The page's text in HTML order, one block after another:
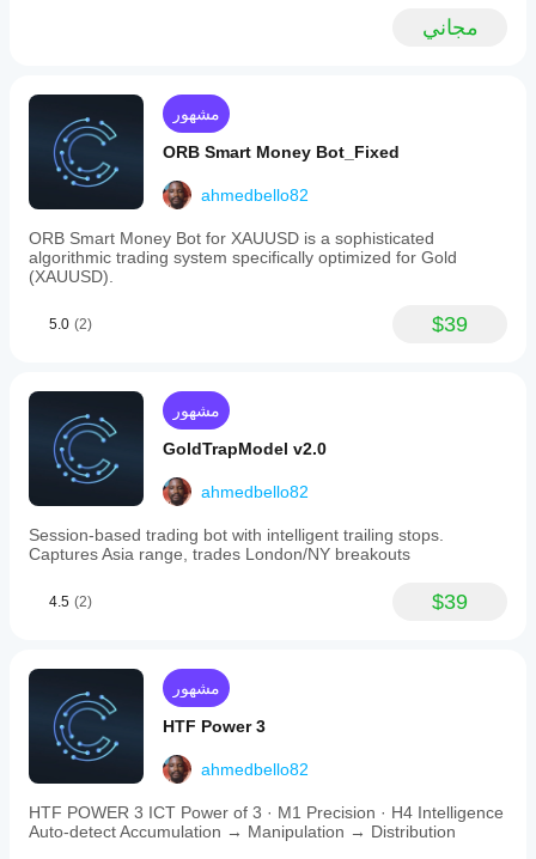
predefined
criteria.
This
bot
for
disciplined,
consistent
performance
market.
ملف تعريف التداول
مجاني
مشهور
ORB Smart Money Bot_Fixed
ahmedbello82
ORB Smart Money Bot for XAUUSD is a sophisticated
algorithmic trading system specifically optimized for Gold
(XAUUSD).
5.0 (2) $39
مشهور
GoldTrapModel v2.0
ahmedbello82
Session-based trading bot with intelligent trailing stops.
Captures Asia range, trades London/NY breakouts
4.5 (2) $39
مشهور
HTF Power 3
ahmedbello82
HTF POWER 3 ICT Power of 3 · M1 Precision · H4 Intelligence
Auto-detect Accumulation → Manipulation → Distribution